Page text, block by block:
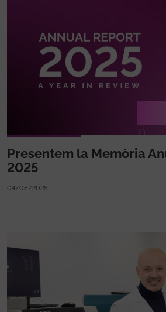
Presentem la Memòria
2025
04/08/2026